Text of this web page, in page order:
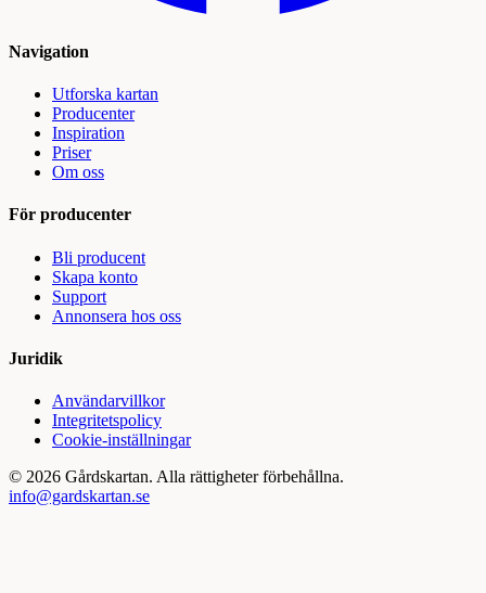
Navigation
Utforska kartan
Producenter
Inspiration
Priser
Om oss
För producenter
Bli producent
Skapa konto
Support
Annonsera hos oss
Juridik
Användarvillkor
Integritetspolicy
Cookie-inställningar
© 2026 Gårdskartan. Alla rättigheter förbehållna.
info@gardskartan.se